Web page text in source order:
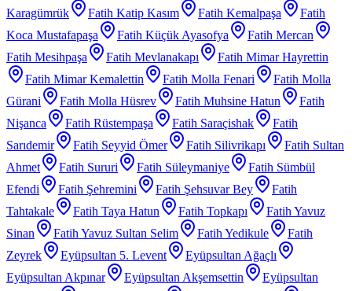
Karagümrük Fatih Katip Kasım Fatih Kemalpaşa
Fatih
Koca Mustafapaşa
Fatih Küçük Ayasofya
Fatih Mercan
Fatih Mesihpaşa
Fatih Mevlanakapı
Fatih Mimar Hayrettin
Fatih Mimar Kemalettin
Fatih Molla Fenari
Fatih Molla
Gürani
Fatih Molla Hüsrev Fatih Muhsine Hatun
Fatih
Nişanca
Fatih Rüstempaşa Fatih Saraçishak
Fatih
Sarıdemir
Fatih Seyyid Ömer Fatih Silivrikapı
Fatih Sultan
Ahmet
Fatih Sururi Fatih Süleymaniye
Fatih Sümbül
Efendi
Fatih Şehremini Fatih Şehsuvar Bey
Fatih
Tahtakale
Fatih Taya Hatun Fatih Topkapı
Fatih Yavuz
Sinan
Fatih Yavuz Sultan Selim Fatih Yedikule
Fatih
Zeyrek
Eyüpsultan 5. Levent
Eyüpsultan Ağaçlı
Eyüpsultan Akpınar
Eyüpsultan Akşemsettin
Eyüpsultan